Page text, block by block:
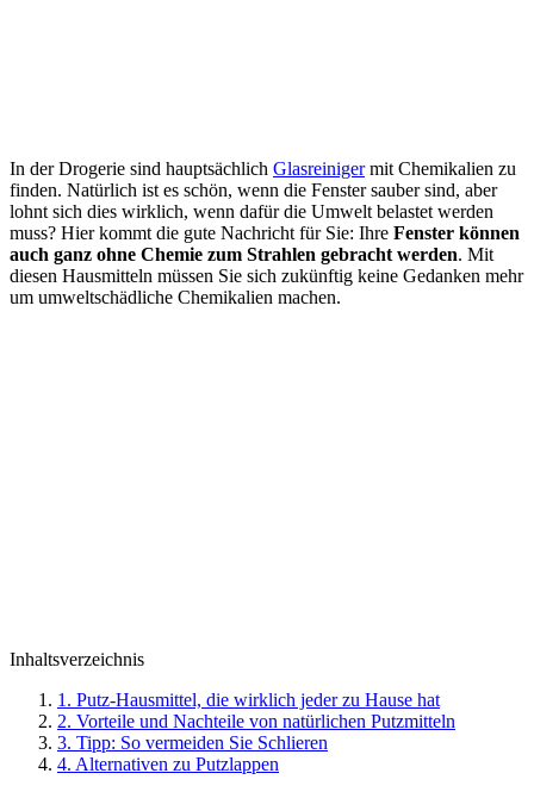
In der Drogerie sind hauptsächlich Glasreinigermit Chemikalien zu
finden. Natürlich ist es schön, wenn die Fenster sauber sind, aber
lohnt sich dies wirklich, wenn dafür die Umwelt belastet werden
muss? Hier kommt die gute Nachricht für Sie: Ihre Fenster können
auch ganz ohne Chemie zum Strahlen gebracht werden. Mit
diesen Hausmitteln müssen Sie sich zukünftig keine Gedanken mehr
um umweltschädliche Chemikalien machen.
Inhaltsverzeichnis
1. Putz-Hausmittel, die wirklich jeder zu Hause hat
2. Vorteile und Nachteile von natürlichen Putzmitteln
3. Tipp: So vermeiden Sie Schlieren
4. Alternativen zu Putzlappen